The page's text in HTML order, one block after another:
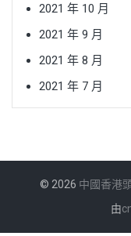
2021 年 10 月
2021 年 9 月
2021 年 8 月
2021 年 7 月
© 2026 中國香港
由